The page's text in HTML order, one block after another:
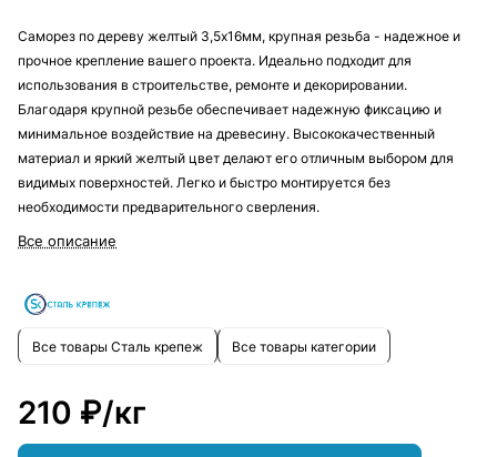
Саморез по дереву желтый 3,5х16мм, крупная резьба - надежное и
прочное крепление вашего проекта. Идеально подходит для
использования в строительстве, ремонте и декорировании.
Благодаря крупной резьбе обеспечивает надежную фиксацию и
минимальное воздействие на древесину. Высококачественный
материал и яркий желтый цвет делают его отличным выбором для
видимых поверхностей. Легко и быстро монтируется без
необходимости предварительного сверления.
Все описание
Все товары Сталь крепеж Все товары категории
210 ₽/кг